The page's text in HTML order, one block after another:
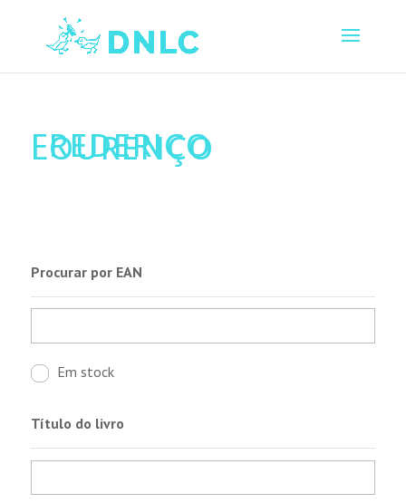
FREDERICO
LOURENÇO
Procurar por EAN
Em stock
Título do livro